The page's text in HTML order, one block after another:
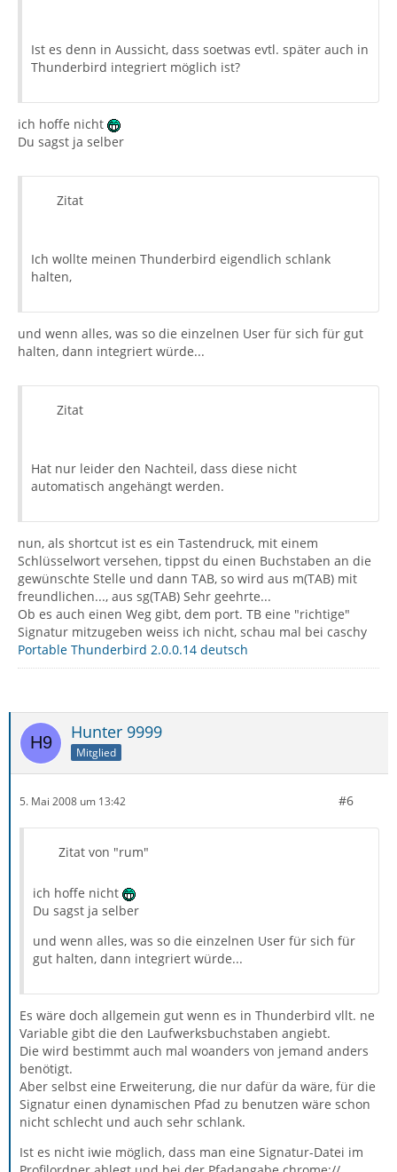
Ist es denn in Aussicht, dass soetwas evtl. später auch in
Thunderbird integriert möglich ist?
ich hoffe nicht
Du sagst ja selber
Zitat
Ich wollte meinen Thunderbird eigendlich schlank
halten,
und wenn alles, was so die einzelnen User für sich für gut
halten, dann integriert würde...
Zitat
Hat nur leider den Nachteil, dass diese nicht
automatisch angehängt werden.
nun, als shortcut ist es ein Tastendruck, mit einem
Schlüsselwort versehen, tippst du einen Buchstaben an die
gewünschte Stelle und dann TAB, so wird aus m(TAB) mit
freundlichen..., aus sg(TAB) Sehr geehrte...
Ob es auch einen Weg gibt, dem port. TB eine "richtige"
Signatur mitzugeben weiss ich nicht, schau mal bei caschy
Portable Thunderbird 2.0.0.14 deutsch
Hunter 9999
Mitglied
5. Mai 2008 um 13:42 #6
Zitat von "rum"
ich hoffe nicht
Du sagst ja selber
und wenn alles, was so die einzelnen User für sich für
gut halten, dann integriert würde...
Es wäre doch allgemein gut wenn es in Thunderbird vllt. ne
Variable gibt die den Laufwerksbuchstaben angiebt.
Die wird bestimmt auch mal woanders von jemand anders
benötigt.
Aber selbst eine Erweiterung, die nur dafür da wäre, für die
Signatur einen dynamischen Pfad zu benutzen wäre schon
nicht schlecht und auch sehr schlank.
Ist es nicht iwie möglich, dass man eine Signatur-Datei im